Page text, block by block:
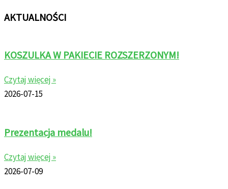
AKTUALNOŚCI
KOSZULKA W PAKIECIE ROZSZERZONYM!
Czytaj więcej »
2026-07-15
Prezentacja medalu!
Czytaj więcej »
2026-07-09